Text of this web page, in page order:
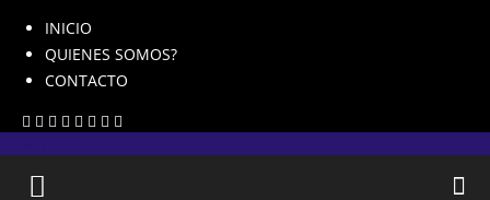
INICIO
QUIENES SOMOS?
CONTACTO